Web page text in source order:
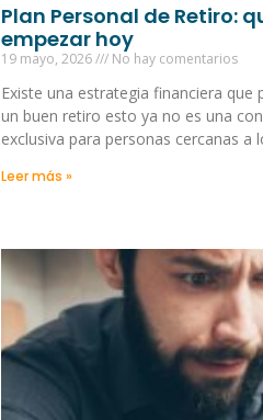
Plan Personal de Retiro:
empezar hoy
19 mayo, 2026 No hay comentarios
Existe una estrategia financiera que
un buen retiro esto ya no es una
exclusiva para personas cercanas a
Leer más »